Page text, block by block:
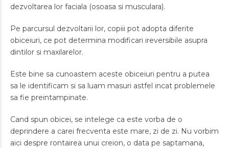
dezvoltarea lor faciala (osoasa si musculara).
Pe parcursul dezvoltarii lor, copiii pot adopta diferite
obiceiuri, ce pot determina modificari ireversibile asupra
dintilor si maxilarelor.
Este bine sa cunoastem aceste obiceiuri pentru a putea
sa le identificam si sa luam masuri astfel incat problemele
sa fie preintampinate.
Cand spun obicei, se intelege ca este vorba de o
deprindere a carei frecventa este mare, zi de zi. Nu vorbim
aici despre rontairea unui creion, o data pe saptamana,